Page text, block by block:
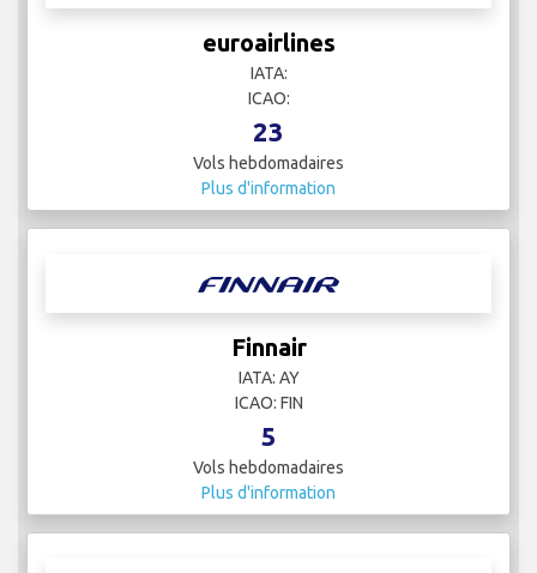
euroairlines
IATA:
ICAO:
23
Vols hebdomadaires
Plus d'information
Finnair
IATA: AY
ICAO: FIN
5
Vols hebdomadaires
Plus d'information